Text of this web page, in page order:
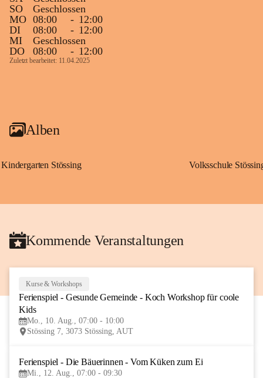
SO
Geschlossen
MO 08:00 - 12:00
DI
08:00 - 12:00
MI
Geschlossen
DO
08:00 - 12:00
Zuletzt bearbeitet: 11.04.2025
Alben
Kindergarten Stössing Volksschule
Kommende Veranstaltungen
AUG
Kurse & Workshops
Ferienspiel - Gesunde Gemeinde - Koch Workshop für coole
Kids
Mo., 10. Aug., 07:00 - 10:00
Stössing 7, 3073 Stössing, AUT
Ferienspiel - Die Bäuerinnen - Vom Küken zum Ei
Mi., 12. Aug., 07:00 - 09:30